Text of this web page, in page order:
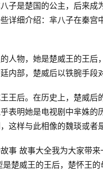
子是楚国的公主，后来
详细介绍：芈八子在秦
人物，她是楚威王的王
内部，楚威后以铁腕手段
王后。在历史上，楚威
表明她是电视剧中芈姝的
这样与此相像的魏琰或者
事 故事大全我为大家带
楚威王的王后，楚怀王的